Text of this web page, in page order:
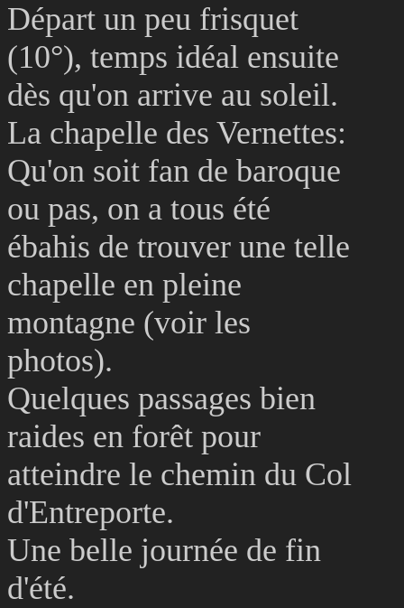
Départ un peu frisquet
(10°), temps idéal ensuite
dès qu'on arrive au soleil.
La chapelle des Vernettes:
Qu'on soit fan de baroque
ou pas, on a tous été
ébahis de trouver une telle
chapelle en pleine
montagne (voir les
photos).
Quelques passages bien
raides en forêt pour
atteindre le chemin du Col
d'Entreporte.
Une belle journée de fin
d'été.